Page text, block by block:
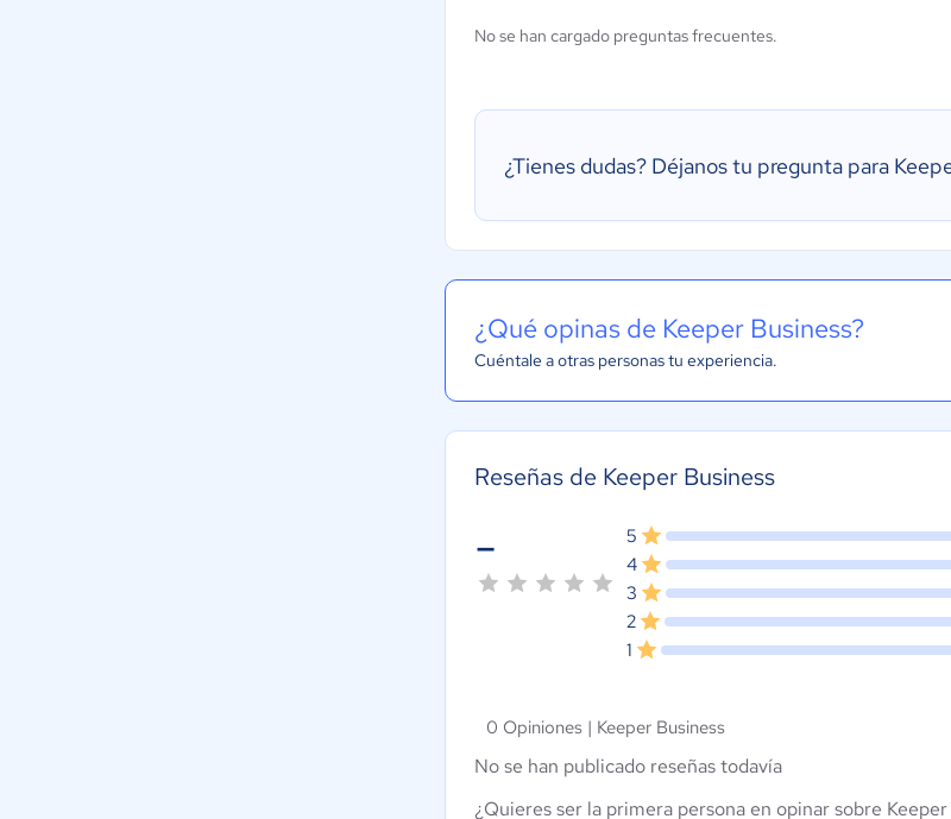
No se han cargado preguntas frecuentes.
¿Tienes dudas? Déjanos tu pregunta para
¿Qué opinas de Keeper Business?
Cuéntale a otras personas tu experiencia.
Reseñas de Keeper Business
- 5
4
3
2
1
0 Opiniones | Keeper Business
No se han publicado reseñas todavía
¿Quieres ser la primera persona en opinar sobre